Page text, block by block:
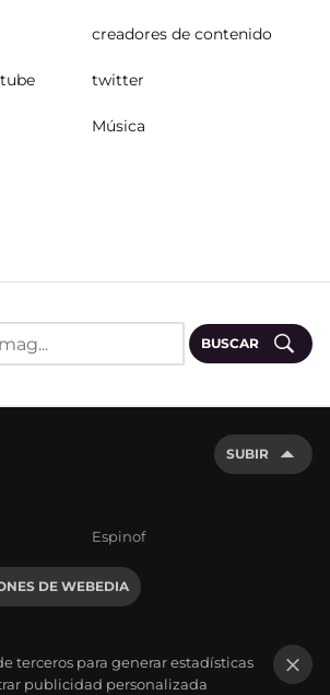
creadores de contenido
twitter
Música
BUSCAR
SUBIR
Espinof
DE WEBEDIA
terceros para generar estadísticas
publicidad personalizada